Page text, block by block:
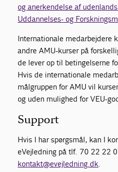
og anerkendelse af
Uddannelses- og
Internationale medarbejdere
andre AMU-kurser på
de lever op til betingelserne
Hvis de internationale
målgruppen for AMU vil
og uden mulighed for VEU-
Support
Hvis I har spørgsmål, kan I
eVejledning på tlf. 70 22 22
kontakt@evejledning.dk